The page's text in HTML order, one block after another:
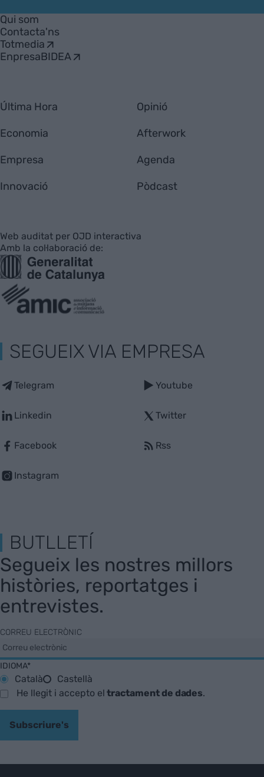
Empresa
Qui som
Contacta'ns
Totmedia
EnpresaBIDEA
Última Hora
Economia
Empresa
Innovació
Opinió
Afterwork
Agenda
Pòdcast
Web auditat per OJD interactiva
Amb la col·laboració de:
SEGUEIX VIA EMPRESA
Telegram
Linkedin
Facebook
Instagram
Youtube
Twitter
Rss
BUTLLETÍ
Segueix les nostres millors
històries, reportatges i
entrevistes.
CORREU ELECTRÒNIC
IDIOMA*
Català
Castellà
He llegit i accepto eltractament de dades.
Subscriure's